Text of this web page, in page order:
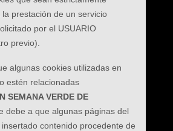
prestación de un servicio
por el USUARIO
previo).
algunas cookies utilizadas en
estén relacionadas
SEMANA VERDE DE
debe a que algunas páginas del
contenido procedente de